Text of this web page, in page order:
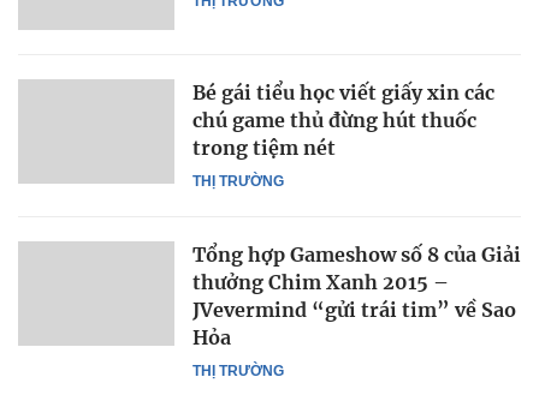
THỊ TRƯỜNG
Bé gái tiểu học viết giấy xin các
chú game thủ đừng hút thuốc
trong tiệm nét
THỊ TRƯỜNG
Tổng hợp Gameshow số 8 của Giải
thưởng Chim Xanh 2015 –
JVevermind “gửi trái tim” về Sao
Hỏa